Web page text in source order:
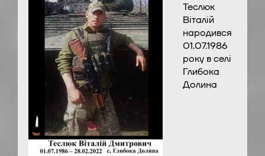
Теслюк
Віталій
народився
01.07.1986
року в селі
Глибока
Долина